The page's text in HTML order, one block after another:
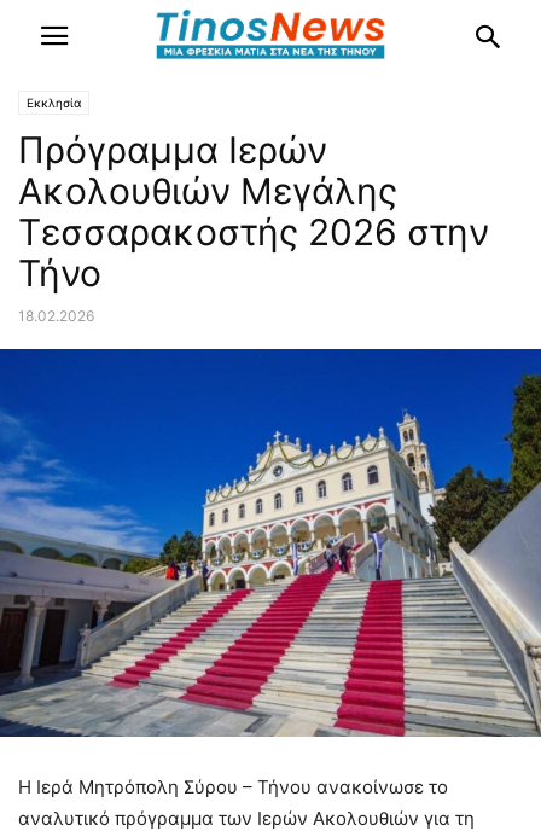
Εκκλησία
Πρόγραμμα Ιερών
Ακολουθιών Μεγάλης
Τεσσαρακοστής 2026 στην
Τήνο
18.02.2026
Η Ιερά Μητρόπολη Σύρου – Τήνου ανακοίνωσε το
αναλυτικό πρόγραμμα των Ιερών Ακολουθιών για τη